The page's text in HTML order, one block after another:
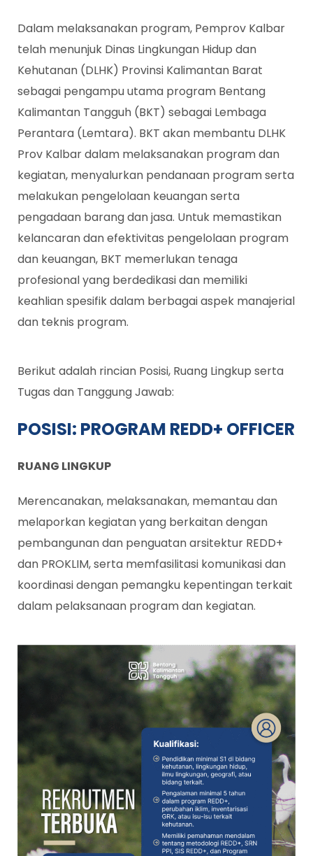
Dalam melaksanakan program, Pemprov Kalbar
telah menunjuk Dinas Lingkungan Hidup dan
Kehutanan (DLHK) Provinsi Kalimantan Barat
sebagai pengampu utama program Bentang
Kalimantan Tangguh (BKT) sebagai Lembaga
Perantara (Lemtara). BKT akan membantu DLHK
Prov Kalbar dalam melaksanakan program dan
kegiatan, menyalurkan pendanaan program serta
melakukan pengelolaan keuangan serta
pengadaan barang dan jasa. Untuk memastikan
kelancaran dan efektivitas pengelolaan program
dan keuangan, BKT memerlukan tenaga
profesional yang berdedikasi dan memiliki
keahlian spesifik dalam berbagai aspek manajerial
dan teknis program.
Berikut adalah rincian Posisi, Ruang Lingkup serta
Tugas dan Tanggung Jawab:
POSISI: PROGRAM REDD+ OFFICER
RUANG LINGKUP
Merencanakan, melaksanakan, memantau dan
melaporkan kegiatan yang berkaitan dengan
pembangunan dan penguatan arsitektur REDD+
dan PROKLIM, serta memfasilitasi komunikasi dan
koordinasi dengan pemangku kepentingan terkait
dalam pelaksanaan program dan kegiatan.